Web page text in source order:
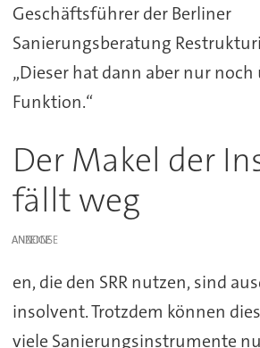
Geschäftsführer der Berliner
Sanierungsberatung
„Dieser hat dann aber nur
Funktion.“
Der Makel der
fällt weg
ANZEIGE
en, die den SRR nutzen, sind
insolvent. Trotzdem können
viele Sanierungsinstrumente